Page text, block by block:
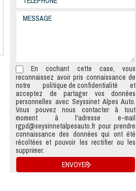
En cochant cette case, vous
reconnaissez avoir pris connaissance de
notre politique de confidentialité et
acceptez de partager vos données
personnelles avec Seyssinet Alpes Auto.
Vous pouvez nous contacter à tout
moment à l'adresse e-mail
rgpd@seysinnetalpesauto.fr pour prendre
connaissance des données qui ont été
récoltées et pouvoir les rectifier ou les
supprimer.